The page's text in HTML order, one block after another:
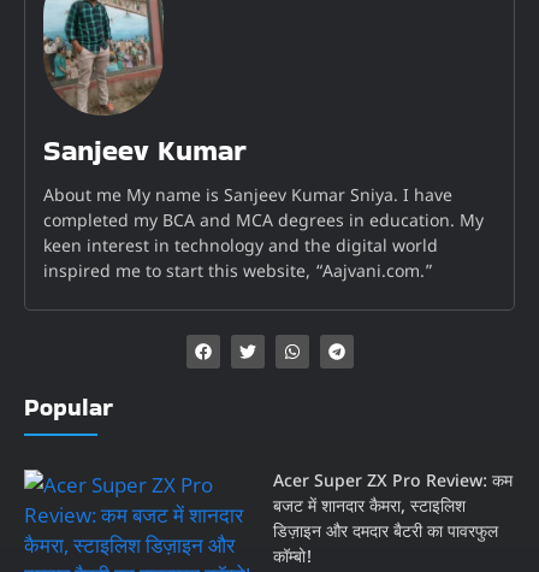
Sanjeev Kumar
About me My name is Sanjeev Kumar Sniya. I have
completed my BCA and MCA degrees in education. My
keen interest in technology and the digital world
inspired me to start this website, “Aajvani.com.”
Popular
Acer Super ZX Pro Review: कम
बजट में शानदार कैमरा, स्टाइलिश
डिज़ाइन और दमदार बैटरी का पावरफुल
कॉम्बो!